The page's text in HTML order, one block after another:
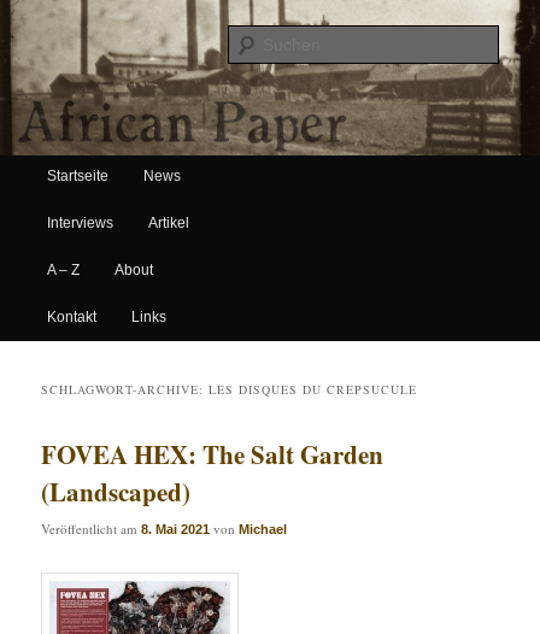
African Paper
Hauptmenü
Zum Inhalt wechseln
Zum sekundären Inhalt wechseln
Startseite News
Interviews Artikel
A – Z About
Kontakt Links
SCHLAGWORT-ARCHIVE:LES DISQUES DU CREPSUCULE
FOVEA HEX: The Salt Garden
(Landscaped)
Veröffentlicht am8. Mai 2021 vonMichael